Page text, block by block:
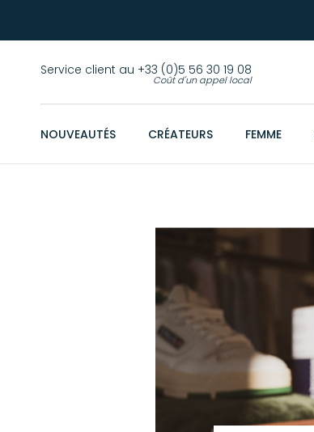
Service client au +33 (0)5 56 30 19 08
Coût d'un appel local
NOUVEAUTÉS CRÉATEURS FEMME